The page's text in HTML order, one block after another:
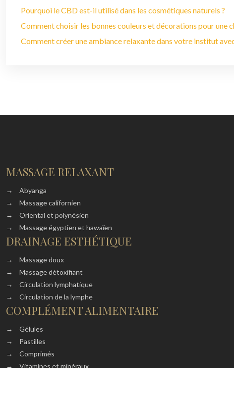
Pourquoi le CBD est-il utilisé dans les cosmétiques naturels ?
Comment choisir les bonnes couleurs et décorations pour une
Comment créer une ambiance relaxante dans votre institut
MASSAGE RELAXANT
→
Abyanga
→
Massage californien
→
Oriental et polynésien
→
Massage égyptien et hawaïen
DRAINAGE ESTHÉTIQUE
→
Massage doux
→
Massage détoxifiant
→
Circulation lymphatique
→
Circulation de la lymphe
COMPLÉMENT ALIMENTAIRE
→
Gélules
→
Pastilles
→
Comprimés
→
Vitamines et minéraux